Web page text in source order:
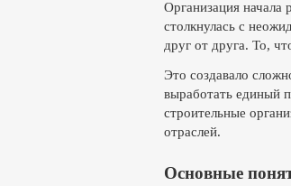
Организация
столкнулась с
друг от друга. То,
Это создавало
выработать единый
строительные
отраслей.
Основные